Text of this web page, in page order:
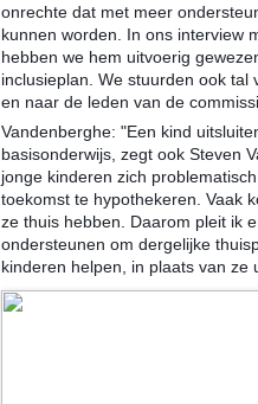
onrechte dat met meer
kunnen worden. In ons interview
hebben we hem uitvoerig
inclusieplan. We stuurden ook
en naar de leden van de
Vandenberghe: "Een kind
basisonderwijs, zegt ook Steven
jonge kinderen zich
toekomst te hypothekeren. Vaak
ze thuis hebben. Daarom pleit ik
ondersteunen om dergelijke
kinderen helpen, in plaats van ze